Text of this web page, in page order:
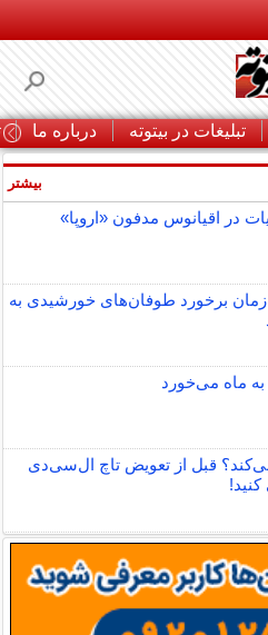
تبلیغات در بیتوته درباره ما
در اقیانوس مدفون «اروپا»
برخورد طوفان‌های خورشیدی به
ماه می‌خورد
قبل از تعویض تاچ ال‌سی‌دی
بیشتر